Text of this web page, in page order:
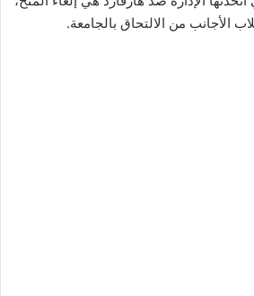
الأجانب من الالتحاق بالجامعة.